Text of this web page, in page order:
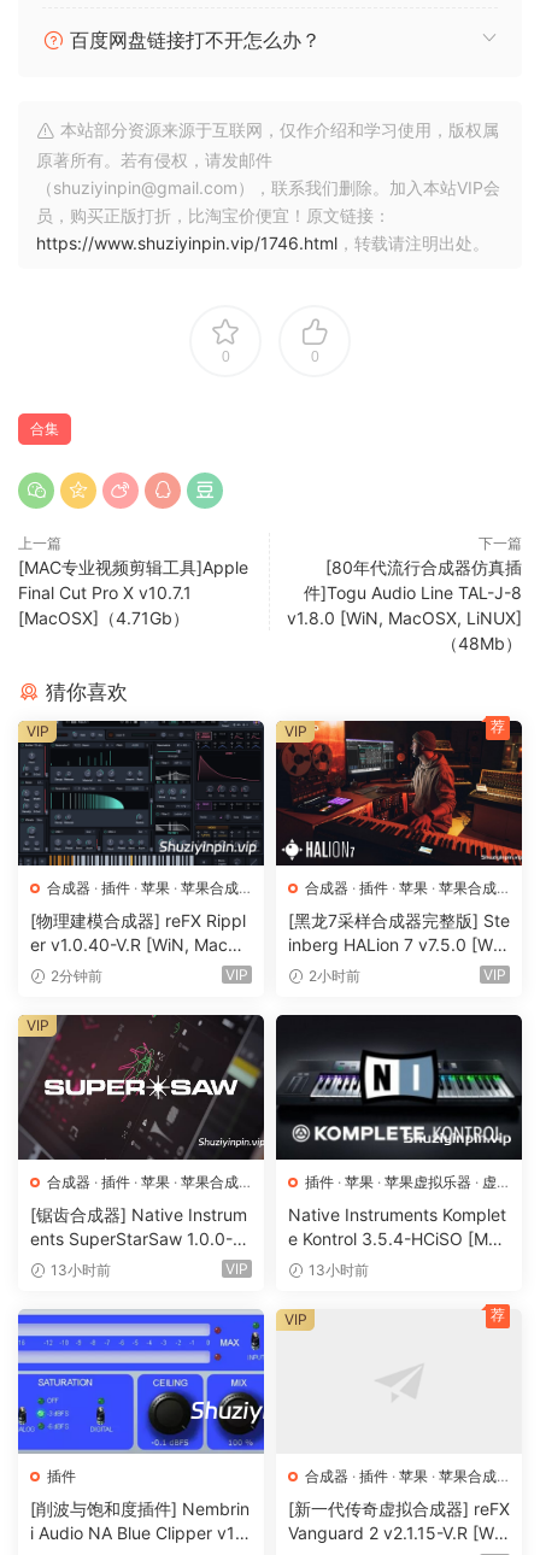
Dub-step有弹性的调制主音。
琶音器
滤波器（8种类型）
脉冲宽度
混响
合音
连奏
延迟（起始时间）
噪音
声像
调制
滤波器频率
滤波器带通
放大器
音高
失调
声像
相位器
全局控制
动态控制
均衡器
门限器
限制器
压缩器
包络
音量
滤波器频率
滤波器带通
音高
百度网盘链接打不开怎么办？
本站部分资源来源于互联网，仅作介绍和学习使用，版权属
原著所有。若有侵权，请发邮件
（shuziyinpin@gmail.com），联系我们删除。加入本站VIP会
员，购买正版打折，比淘宝价便宜！原文链接：
https://www.shuziyinpin.vip/1746.html ，转载请注明出处。
0 0
合集
上一篇
[MAC专业视频剪辑工具]Apple
Final Cut Pro X v10.7.1
[MacOSX]（4.71Gb）
下一篇
[80年代流行合成器仿真插
件]Togu Audio Line TAL-J-8
v1.8.0 [WiN, MacOSX, LiNUX]
（48Mb）
猜你喜欢
合成器 · 插件 · 苹果 · 苹果合成
器
[物理建模合成器] reFX Rippl
er v1.0.40-V.R [WiN, MacO
SX]（55MB）
2分钟前 VIP
VIP
合成器 · 插件 · 苹果 · 苹果合成
器
[黑龙7采样合成器完整版] Ste
inberg HALion 7 v7.5.0 [Wi
N, MacOSX]（673.3MB+92
2小时前 VIP
VIP 荐
合成器 · 插件 · 苹果 · 苹果合成
器
[锯齿合成器] Native Instrum
ents SuperStarSaw 1.0.0-H
CiSO [MacOSX]（182.43M
13小时前 VIP
VIP
插件 · 苹果 · 苹果虚拟乐器 · 虚
拟乐器
Native Instruments Komplet
e Kontrol 3.5.4-HCiSO [Mac
OSX]（ 823.17MB）
13小时前
插件
[削波与饱和度插件] Nembrin
i Audio NA Blue Clipper v1.
合成器 · 插件 · 苹果 · 苹果合成
器
[新一代传奇虚拟合成器] reFX
Vanguard 2 v2.1.15-V.R [Wi
VIP 荐